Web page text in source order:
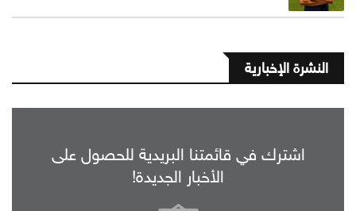
النشرة الإخبارية
اشترك في قائمتنا البريدية للحصول على
الأخبار الجديدة!